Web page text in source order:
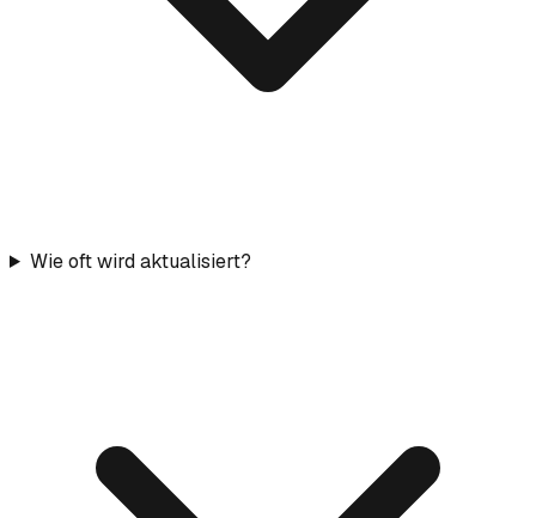
Wie oft wird aktualisiert?